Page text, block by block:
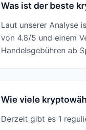
Was ist der beste
Laut unserer Analyse
von 4.8/5 und einem
Handelsgebühren ab
Wie viele
Derzeit gibt es 1